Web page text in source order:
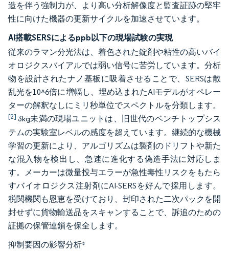
造を伴う強制力が、より高い分析解像度と監査証跡の堅牢
性に向けた機器の更新サイクルを加速させています。
AI搭載SERSによるppb以下の現場試験の実現
従来のラマン分光法は、着色された錠剤や粘性の高いバイ
オロジクスバイアルでは弱い信号に苦労しています。分析
物を設計されたナノ基板に吸着させることで、SERSは散
乱光を10^6倍に増幅し、埋め込まれたAIモデルがオペレー
ターの解釈なしにミリ秒単位でスペクトルを分類します。
[2] 3kg未満の現場ユニットは、旧世代のベンチトップシス
テムの実験室レベルの感度を超えています。継続的な機械
学習の更新により、アルゴリズムは製剤のドリフトや新た
な混入物を検出し、急速に進化する偽造手法に対応しま
す。メーカーは微量投与エラーが急性毒性リスクをもたら
すバイオロジクス注射剤にAI-SERSを好んで採用します。
税関機関も恩恵を受けており、封印された二次パックを開
封せずに貨物輸送品をスキャンすることで、訴追のための
証拠の保管連鎖を保全します。
抑制要因の影響分析*